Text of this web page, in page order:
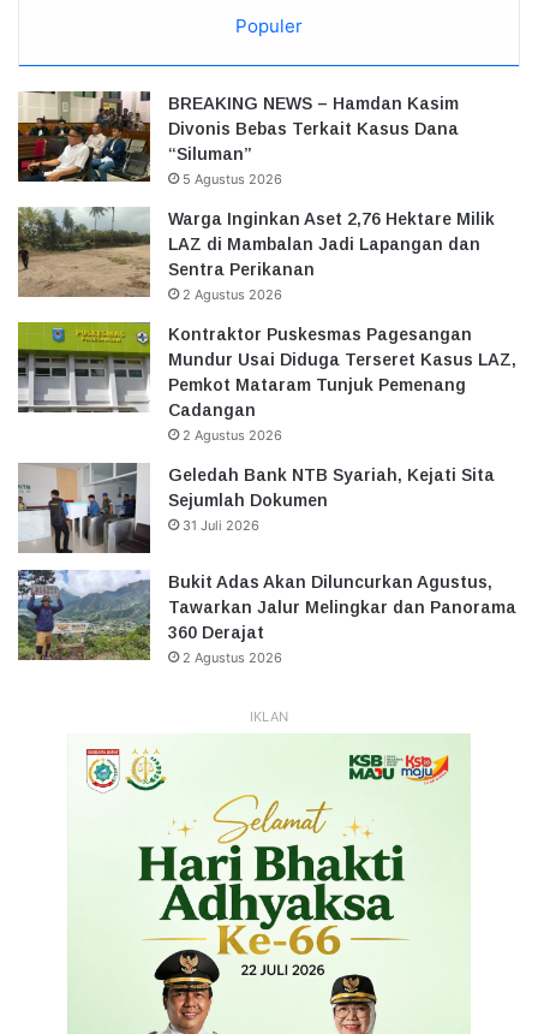
Populer
BREAKING NEWS – Hamdan Kasim
Divonis Bebas Terkait Kasus Dana
“Siluman”
5 Agustus 2026
Warga Inginkan Aset 2,76 Hektare Milik
LAZ di Mambalan Jadi Lapangan dan
Sentra Perikanan
2 Agustus 2026
Kontraktor Puskesmas Pagesangan
Mundur Usai Diduga Terseret Kasus LAZ,
Pemkot Mataram Tunjuk Pemenang
Cadangan
2 Agustus 2026
Geledah Bank NTB Syariah, Kejati Sita
Sejumlah Dokumen
31 Juli 2026
Bukit Adas Akan Diluncurkan Agustus,
Tawarkan Jalur Melingkar dan Panorama
360 Derajat
2 Agustus 2026
IKLAN